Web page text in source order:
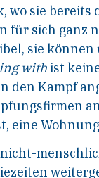
wo sie
für sich ganz
sie
withist
den Kampf
eine
nicht-